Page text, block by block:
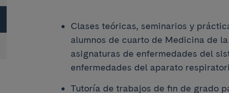
Clases teóricas, seminarios y
alumnos de cuarto de Medicina de
asignaturas de enfermedades del
enfermedades del aparato
Tutoría de trabajos de fin de grado